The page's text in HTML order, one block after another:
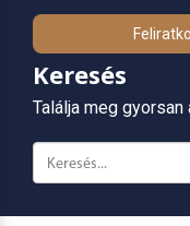
Keresés
Találja meg